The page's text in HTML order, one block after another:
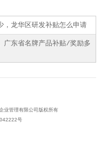
，龙华区研发补贴怎么申请
广东省名牌产品补贴/奖励多
业管理有限公司版权所有
号